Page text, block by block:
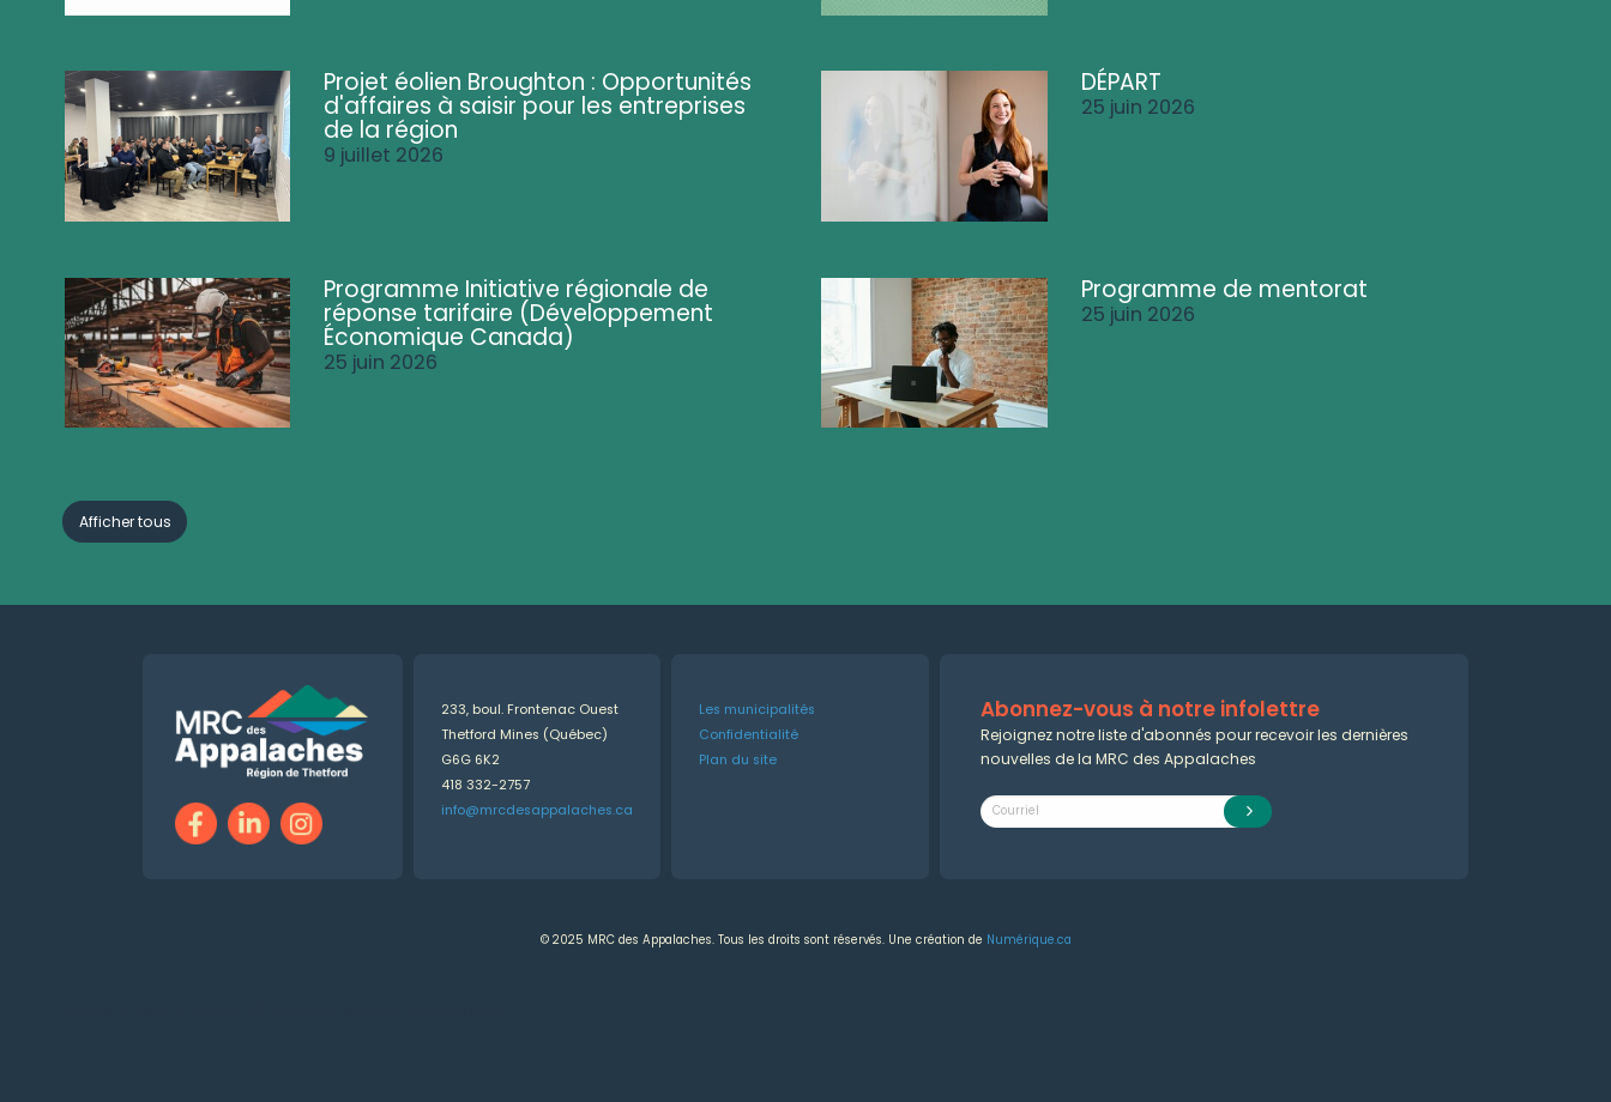
Projet éolien Broughton : Opportunités
d'affaires à saisir pour les entreprises
de la région
9 juillet 2026
DÉPART
25 juin 2026
Programme Initiative régionale de
réponse tarifaire (Développement
Économique Canada)
25 juin 2026
Programme de mentorat
25 juin 2026
Afficher tous
233, boul. Frontenac Ouest
Thetford Mines (Québec)
G6G 6K2
418 332-2757
info@mrcdesappalaches.ca
Les municipalités
Confidentialité
Plan du site
Abonnez-vous à notre infolettre
Rejoignez notre liste d'abonnés pour recevoir les dernières
nouvelles de la MRC des Appalaches
© 2025 MRC des Appalaches. Tous les droits sont réservés. Une création de Numérique.ca